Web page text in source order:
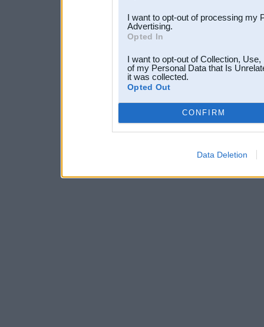
I want to opt-out of processing my
Advertising.
Opted In
I want to opt-out of Collection,
of my Personal Data that Is
it was collected.
Opted Out
CONFIRM
Data Deletion